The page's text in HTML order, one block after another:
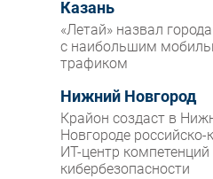
Казань
«Летай» назвал
с наибольшим
трафиком
Нижний Новгород
Крайон создаст в
Новгороде российско-
ИТ-центр компетенций
кибербезопасности